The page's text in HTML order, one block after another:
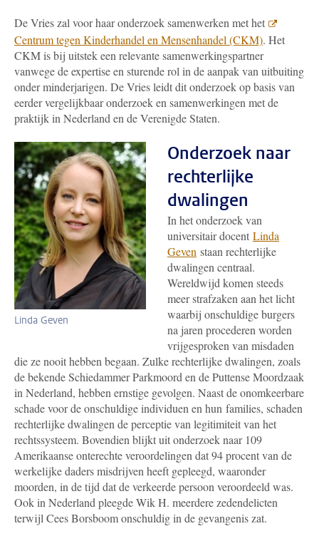
De Vries zal voor haar onderzoek samenwerken met het
Centrum tegen Kinderhandel en Mensenhandel (CKM). Het
CKM is bij uitstek een relevante samenwerkingspartner
vanwege de expertise en sturende rol in de aanpak van uitbuiting
onder minderjarigen. De Vries leidt dit onderzoek op basis van
eerder vergelijkbaar onderzoek en samenwerkingen met de
praktijk in Nederland en de Verenigde Staten.
Linda Geven
Onderzoek naar
rechterlijke
dwalingen
In het onderzoek van
universitair docent Linda
Geven staan rechterlijke
dwalingen centraal.
Wereldwijd komen steeds
meer strafzaken aan het licht
waarbij onschuldige burgers
na jaren procederen worden
vrijgesproken van misdaden
die ze nooit hebben begaan. Zulke rechterlijke dwalingen, zoals
de bekende Schiedammer Parkmoord en de Puttense Moordzaak
in Nederland, hebben ernstige gevolgen. Naast de onomkeerbare
schade voor de onschuldige individuen en hun families, schaden
rechterlijke dwalingen de perceptie van legitimiteit van het
rechtssysteem. Bovendien blijkt uit onderzoek naar 109
Amerikaanse onterechte veroordelingen dat 94 procent van de
werkelijke daders misdrijven heeft gepleegd, waaronder
moorden, in de tijd dat de verkeerde persoon veroordeeld was.
Ook in Nederland pleegde Wik H. meerdere zedendelicten
terwijl Cees Borsboom onschuldig in de gevangenis zat.